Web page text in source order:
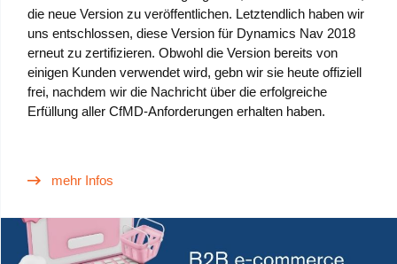
die neue Version zu veröffentlichen. Letztendlich haben wir
uns entschlossen, diese Version für Dynamics Nav 2018
erneut zu zertifizieren. Obwohl die Version bereits von
einigen Kunden verwendet wird, gebn wir sie heute offiziell
frei, nachdem wir die Nachricht über die erfolgreiche
Erfüllung aller CfMD-Anforderungen erhalten haben.
mehr Infos